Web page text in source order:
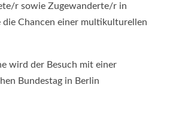
r sowie Zugewanderte/r in
die Chancen einer multikulturellen
wird der Besuch mit einer
Bundestag in Berlin